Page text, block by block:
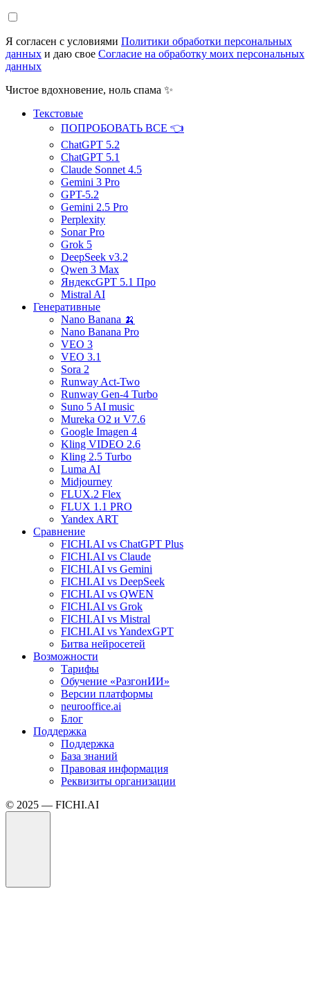
Я согласен с условиями Политики обработки персональных
данных и даю свое Согласие на обработку моих персональных
данных
Чистое вдохновение, ноль спама ✨
Текстовые
ПОПРОБОВАТЬ ВСЕ 👈
ChatGPT 5.2
ChatGPT 5.1
Claude Sonnet 4.5
Gemini 3 Pro
GPT-5.2
Gemini 2.5 Pro
Perplexity
Sonar Pro
Grok 5
DeepSeek v3.2
Qwen 3 Max
ЯндексGPT 5.1 Про
Mistral AI
Генеративные
Nano Banana 🍌
Nano Banana Pro
VEO 3
VEO 3.1
Sora 2
Runway Act-Two
Runway Gen‑4 Turbo
Suno 5 AI music
Mureka O2 и V7.6
Google Imagen 4
Kling VIDEO 2.6
Kling 2.5 Turbo
Luma AI
Midjourney
FLUX.2 Flex
FLUX 1.1 PRO
Yandex ART
Сравнение
FICHI.AI vs ChatGPT Plus
FICHI.AI vs Claude
FICHI.AI vs Gemini
FICHI.AI vs DeepSeek
FICHI.AI vs QWEN
FICHI.AI vs Grok
FICHI.AI vs Mistral
FICHI.AI vs YandexGPT
Битва нейросетей
Возможности
Тарифы
Обучение «РазгонИИ»
Версии платформы
neurooffice.ai
Блог
Поддержка
Поддержка
База знаний
Правовая информация
Реквизиты организации
© 2025 — FICHI.AI